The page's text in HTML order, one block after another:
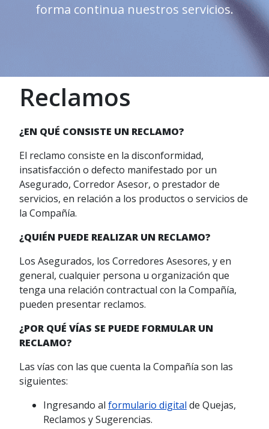
forma continua nuestros servicios.
Reclamos
¿EN QUÉ CONSISTE UN RECLAMO?
El reclamo consiste en la disconformidad,
insatisfacción o defecto manifestado por un
Asegurado, Corredor Asesor, o prestador de
servicios, en relación a los productos o servicios de
la Compañía.
¿QUIÉN PUEDE REALIZAR UN RECLAMO?
Los Asegurados, los Corredores Asesores, y en
general, cualquier persona u organización que
tenga una relación contractual con la Compañía,
pueden presentar reclamos.
¿POR QUÉ VÍAS SE PUEDE FORMULAR UN
RECLAMO?
Las vías con las que cuenta la Compañía son las
siguientes:
Ingresando al formulario digital de Quejas,
Reclamos y Sugerencias.